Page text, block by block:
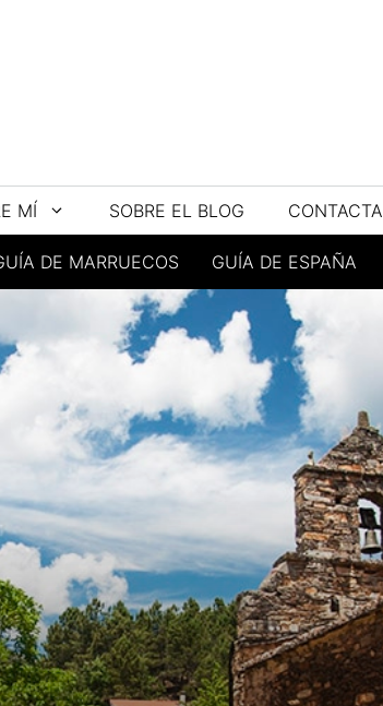
MÍ SOBRE EL BLOG CONTACTA
DE MARRUECOS GUÍA DE ESPAÑA